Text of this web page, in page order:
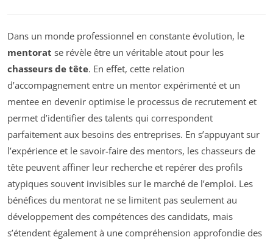
Dans un monde professionnel en constante évolution, le
mentorat se révèle être un véritable atout pour les
chasseurs de tête. En effet, cette relation
d’accompagnement entre un mentor expérimenté et un
mentee en devenir optimise le processus de recrutement et
permet d’identifier des talents qui correspondent
parfaitement aux besoins des entreprises. En s’appuyant sur
l’expérience et le savoir-faire des mentors, les chasseurs de
tête peuvent affiner leur recherche et repérer des profils
atypiques souvent invisibles sur le marché de l’emploi. Les
bénéfices du mentorat ne se limitent pas seulement au
développement des compétences des candidats, mais
s’étendent également à une compréhension approfondie des